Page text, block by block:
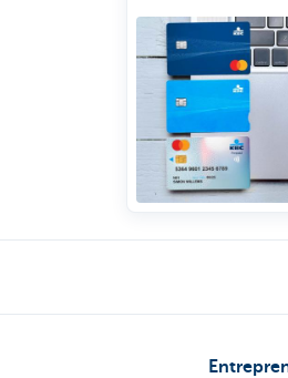
lorsque vous